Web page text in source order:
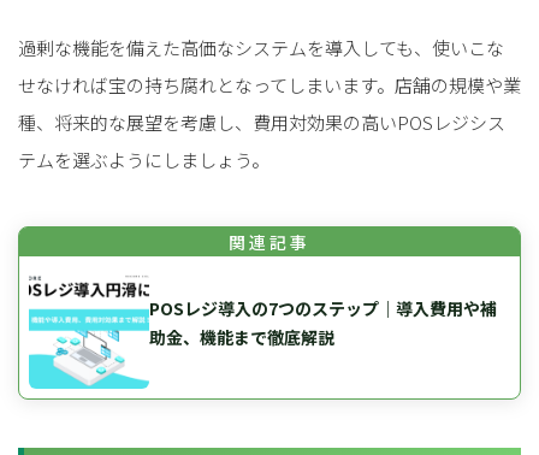
過剰な機能を備えた高価なシステムを導入しても、使いこな
せなければ宝の持ち腐れとなってしまいます。店舗の規模や業
種、将来的な展望を考慮し、費用対効果の高いPOSレジシス
テムを選ぶようにしましょう。
POSレジ導入の7つのステップ｜導入費用や補
助金、機能まで徹底解説